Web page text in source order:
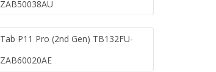
ZAB50038AU
Tab P11 Pro (2nd Gen) TB132FU-
ZAB60020AE